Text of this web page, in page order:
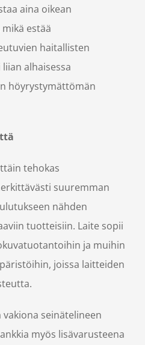
aina oikean
estää
haitallisten
alhaisessa
höyrystymättömän
tehokas
suuremman
nähden
tuotteisiin. Laite sopii
ja muihin
joissa laitteiden
seinätelineen
myös lisävarusteena